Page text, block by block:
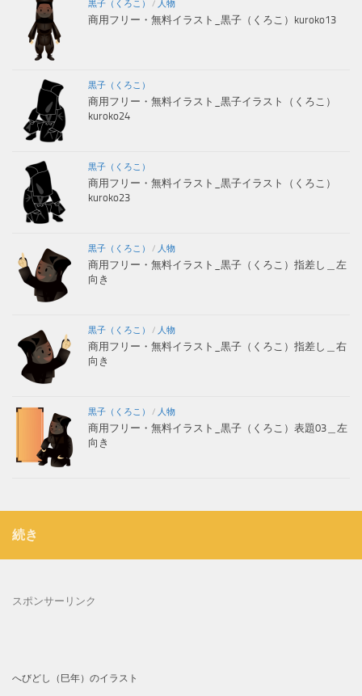
黒子（くろこ） / 人物
商用フリー・無料イラスト_黒子（くろこ）kuroko13
黒子（くろこ）
商用フリー・無料イラスト_黒子イラスト（くろこ）
kuroko24
黒子（くろこ）
商用フリー・無料イラスト_黒子イラスト（くろこ）
kuroko23
黒子（くろこ） / 人物
商用フリー・無料イラスト_黒子（くろこ）指差し＿左
向き
黒子（くろこ） / 人物
商用フリー・無料イラスト_黒子（くろこ）指差し＿右
向き
黒子（くろこ） / 人物
商用フリー・無料イラスト_黒子（くろこ）表題03＿左
向き
続き
スポンサーリンク
へびどし（巳年）のイラスト